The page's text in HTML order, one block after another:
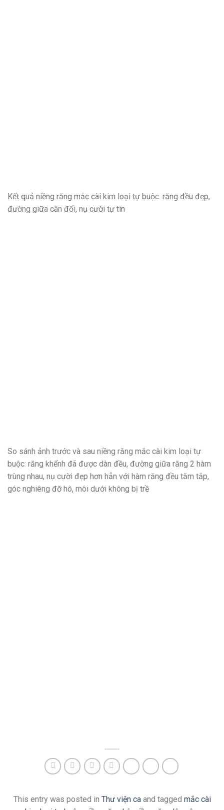
Kết quả niềng răng mắc cài kim loại tự buộc: răng đều đẹp,
đường giữa cân đối, nụ cười tự tin
So sánh ảnh trước và sau niềng răng mắc cài kim loại tự
buộc: răng khểnh đã được dàn đều, đường giữa răng 2 hàm
trùng nhau, nụ cười đẹp hơn hẳn với hàm răng đều tăm tắp,
góc nghiêng đỡ hô, môi dưới không bị trề
This entry was posted in Thư viện caand tagged mắc cài